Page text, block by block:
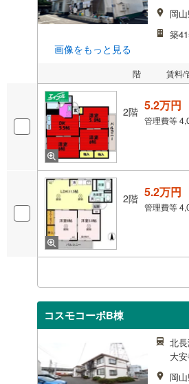
画像をもっと見る
岡
築
階 賃料/
2階 5.2万円
管理費等
2階 5.2万円
管理費等
コスモコーポB棟
北
大
岡